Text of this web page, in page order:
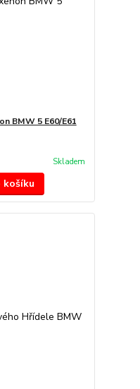
BMW 5 E60/E61
Skladem
košíku